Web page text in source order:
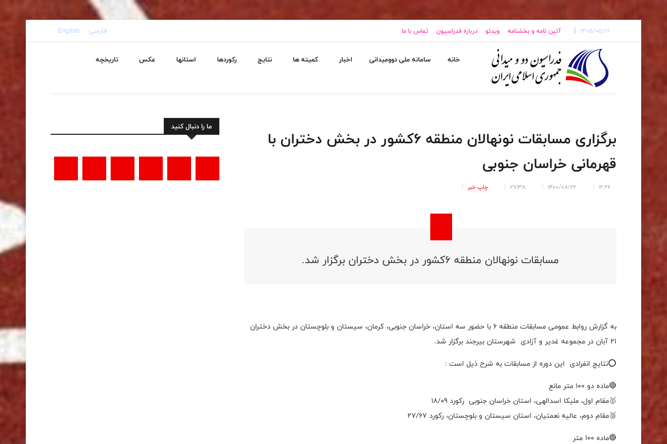
1405/05/16 آئین نامه و بخشنامه ویدئو درباره فدراسیون تماس با ما فارسی English
خانه سامانه ملی دوومیدانی اخبار کمیته ها نتایج رکوردها استانها عکس تاریخچه
برگزاری مسابقات نونهالان منطقه ۶کشور در بخش دختران با
قهرمانی خراسان جنوبی
12:26
1400/08/22
27138 چاپ خبر
مسابقات نونهالان منطقه ۶کشور در بخش دختران برگزار شد.
به گزارش روابط عمومی مسابقات منطقه ۶ با حضور سه استان، خراسان جنوبی، کرمان، سیستان و بلوچستان در بخش دختران
21 آبان در مجموعه غدیر و آزادی شهرستان بیرجند برگزار شد.
⭕️نتایج انفرادی این دوره از مسابقات به شرح ذیل است :
🔴ماده دو 100 متر مانع
🥇مقام اول، ملیکا اسدالهی، استان خراسان جنوبی رکورد 18/09
🥈مقام دوم، عالیه نعمتیان، استان سیستان و بلوچستان، رکورد 27/67
🔴ماده 100 متر
ما را دنبال کنید